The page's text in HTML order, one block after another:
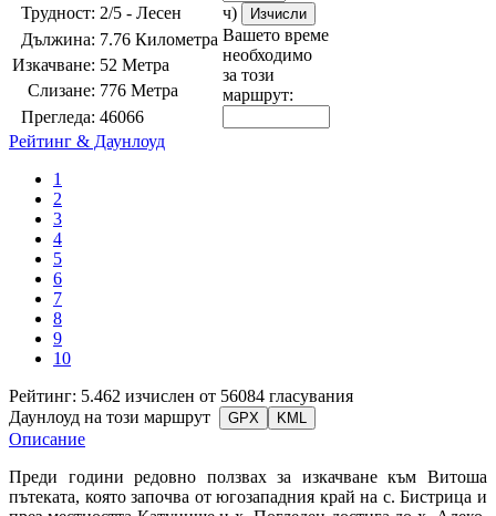
ч)
Вашето време
необходимо
за този
маршрут:
Трудност: 2/5 - Лесен
Дължина: 7.76 Километра
Изкачване: 52 Метра
Слизане: 776 Метра
Прегледа: 46066
Рейтинг & Даунлоуд
1
2
3
4
5
6
7
8
9
10
Рейтинг: 5.462 изчислен от 56084 гласувания
Даунлоуд на този маршрут
GPX KML
Описание
Преди години редовно ползвах за изкачване към Витоша
пътеката, която започва от югозападния край на с. Бистрица и